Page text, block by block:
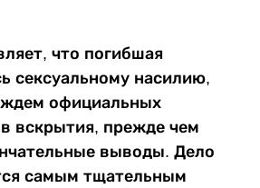
что погибшая
сексуальному насилию,
официальных
вскрытия, прежде чем
выводы. Дело
самым тщательным